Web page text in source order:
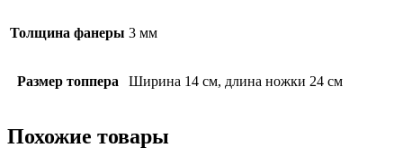
Толщина фанеры 3 мм
Размер топпера Ширина 14 см, длина ножки 24 см
Похожие товары